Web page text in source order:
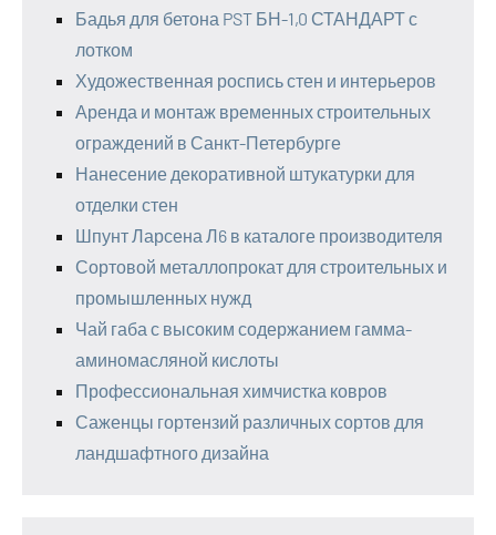
Бадья для бетона PST БН-1,0 СТАНДАРТ с
лотком
Художественная роспись стен и интерьеров
Аренда и монтаж временных строительных
ограждений в Санкт-Петербурге
Нанесение декоративной штукатурки для
отделки стен
Шпунт Ларсена Л6 в каталоге производителя
Сортовой металлопрокат для строительных и
промышленных нужд
Чай габа с высоким содержанием гамма-
аминомасляной кислоты
Профессиональная химчистка ковров
Саженцы гортензий различных сортов для
ландшафтного дизайна